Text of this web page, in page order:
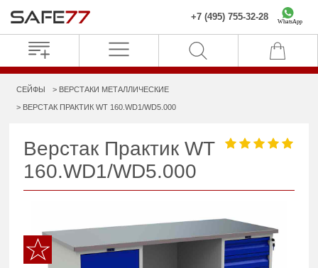
+7 (495) 755-32-28 WhatsApp
СЕЙФЫ ВЕРСТАКИ МЕТАЛЛИЧЕСКИЕ
ВЕРСТАК ПРАКТИК WT 160.WD1/WD5.000
Верстак Практик WT
160.WD1/WD5.000